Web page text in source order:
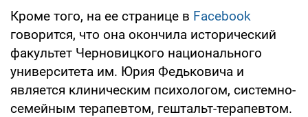
Кроме того, на ее странице в Facebook
говорится, что она окончила исторический
факультет Черновицкого национального
университета им. Юрия Федьковича и
является клиническим психологом, системно-
семейным терапевтом, гештальт-терапевтом.